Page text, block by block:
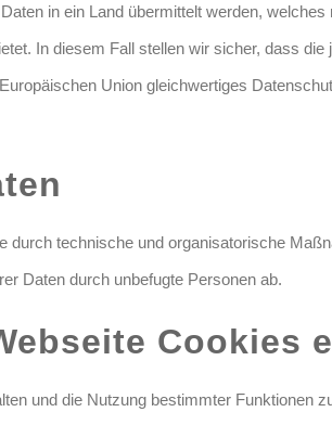
in ein Land übermittelt werden, welches
In diesem Fall stellen wir sicher, dass die
Union gleichwertiges
technische und organisatorische
Daten durch unbefugte Personen ab.
Cookies
und die Nutzung bestimmter Funktionen